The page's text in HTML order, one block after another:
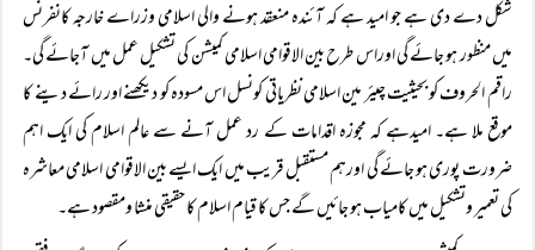
شکل دے دی ہے جو امید ہے کہ آئندہ منعقد ہونے والی اسلامی وزراے خارجہ کانفرنس
میں منظور ہو جائے گی اوراس طرح بین الاقوامی اسلامی کمیشن کی تشکیل عمل میں آجائے گی۔
راقم الحروف کو بحیثیت چیئر مین اسلامی نظریاتی کونسل اس مسودہ کو دیکھنے اور رائے دینے کا
موقع ملا ہے۔ امیدہے کہ مجوزہ اقدامات کے رد عمل آنے سے عالم اسلام کی ایک اہم
ضرورت پوری ہو جائے گی اورہم مستقبل قریب میں ایک ایسے بین الاقوامی اسلامی معاشرہ
کی تعمیر وتشکیل میں کامیاب ہو جائیں گے جس کا قیام اسلام کا حقیقی منشا ومقصود ہے۔